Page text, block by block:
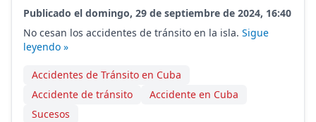
Publicado el domingo, 29 de septiembre de 2024, 16:40
No cesan los accidentes de tránsito en la isla. Sigue
leyendo »
Accidentes de Tránsito en Cuba
Accidente de tránsito
Accidente en Cuba
Sucesos